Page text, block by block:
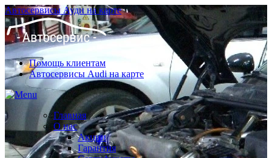
Автосервисы Ауди на карте
Помощь клиентам
Автосервисы Audi на карте
Главная
О нас
Акции
Гарантия